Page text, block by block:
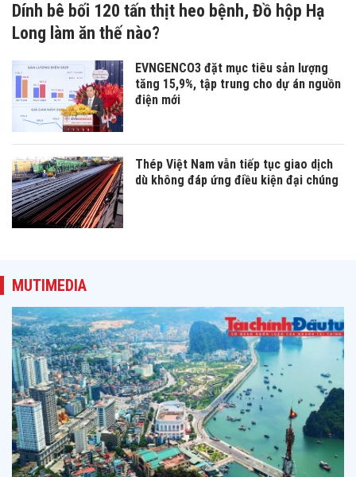
Dính bê bối 120 tấn thịt heo bệnh, Đồ hộp Hạ
Long làm ăn thế nào?
EVNGENCO3 đặt mục tiêu sản lượng
tăng 15,9%, tập trung cho dự án nguồn
điện mới
Thép Việt Nam vẫn tiếp tục giao dịch
dù không đáp ứng điều kiện đại chúng
MUTIMEDIA